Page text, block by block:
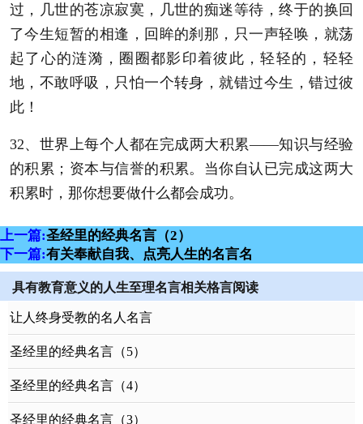
过，几世的苍凉寂寞，几世的痴迷等待，终于的换回
了今生短暂的相逢，回眸的刹那，只一声轻唤，就荡
起了心的涟漪，圈圈都影印着彼此，轻轻的，轻轻
地，不敢呼吸，只怕一个转身，就错过今生，错过彼
此！
32、世界上每个人都在完成两大积累——知识与经验
的积累；资本与信誉的积累。当你自认已完成这两大
积累时，那你想要做什么都会成功。
上一篇:圣经里的经典名言（2）
下一篇:有关奉献自我、点亮人生的名言名
具有教育意义的人生至理名言相关格言阅读
让人终身受教的名人名言
圣经里的经典名言（5）
圣经里的经典名言（4）
圣经里的经典名言（3）